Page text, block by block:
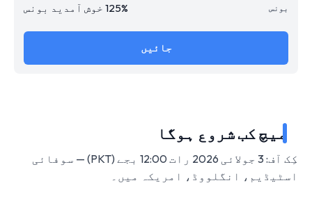
125% خوش آمدید بونس
جائیں
میچ کب شروع ہوگا
کِک آف: 3 جولائی 2026 رات 12:00 بجے (PKT) — سوفائی
اسٹیڈیم، انگلووڈ، امریکہ میں۔